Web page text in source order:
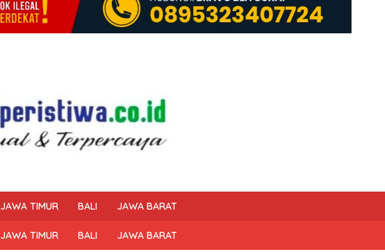
JAWA TIMUR BALI JAWA BARAT
JAWA TIMUR BALI JAWA BARAT